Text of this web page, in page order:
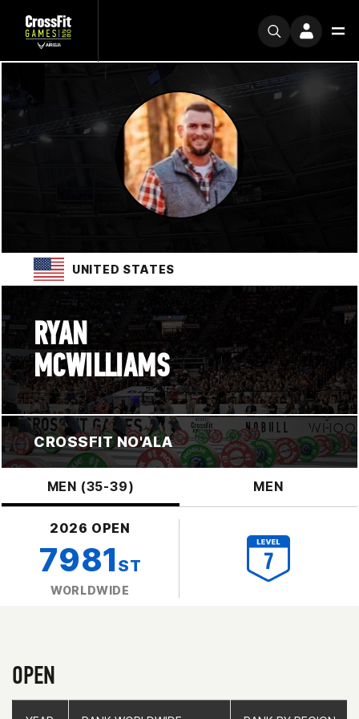
UNITED STATES
RYAN
MCWILLIAMS
CROSSFIT NO'ALA
MEN (35-39) MEN
2026 OPEN
7981 ST
WORLDWIDE
OPEN